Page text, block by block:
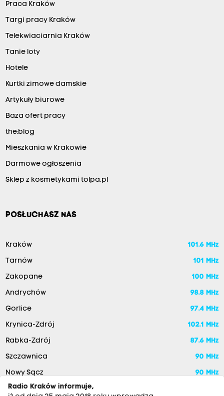
Praca Kraków
Targi pracy Kraków
Telekwiaciarnia Kraków
Tanie loty
Hotele
Kurtki zimowe damskie
Artykuły biurowe
Baza ofert pracy
the:blog
Mieszkania w Krakowie
Darmowe ogłoszenia
Sklep z kosmetykami tolpa.pl
POSŁUCHASZ NAS
Kraków 101.6 MHz
Tarnów 101 MHz
Zakopane 100 MHz
Andrychów 98.8 MHz
Gorlice 97.4 MHz
Krynica-Zdrój 102.1 MHz
Rabka-Zdrój 87.6 MHz
Szczawnica 90 MHz
Nowy Sącz
90 MHz
Radio Kraków informuje,